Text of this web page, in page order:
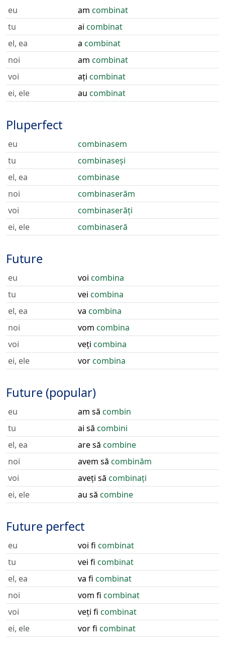
eu am combinat
tu
ai combinat
el, ea
a combinat
noi
am combinat
voi
ați combinat
ei, ele
au combinat
Pluperfect
eu
combinasem
tu
combinaseși
el, ea
combinase
noi
combinaserăm
voi
combinaserăți
ei, ele
combinaseră
Future
eu voi combina
tu
vei combina
el, ea
va combina
noi
vom combina
voi
veți combina
ei, ele
vorcombina
Future (popular)
eu am să combin
tu
ai să combini
el, ea
are să combine
noi
avem să combinăm
voi
aveți să combinați
ei, ele
au să combine
Future perfect
eu voi fi combinat
tu
vei fi combinat
el, ea
va fi combinat
noi
vom fi combinat
voi
veți fi combinat
ei, ele
vor fi combinat